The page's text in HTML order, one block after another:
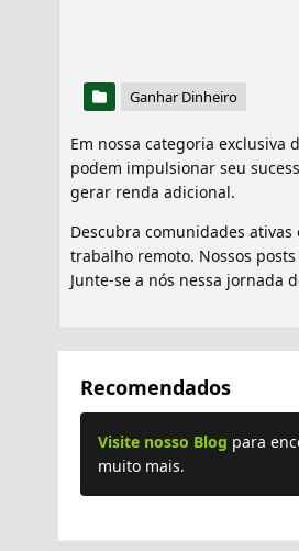
Ganhar Dinheiro
Em nossa categoria
podem impulsionar seu
gerar renda adicional.
Descubra comunidades
trabalho remoto. Nossos
Junte-se a nós nessa jornada
Recomendados
Visite nosso Blog para
muito mais.